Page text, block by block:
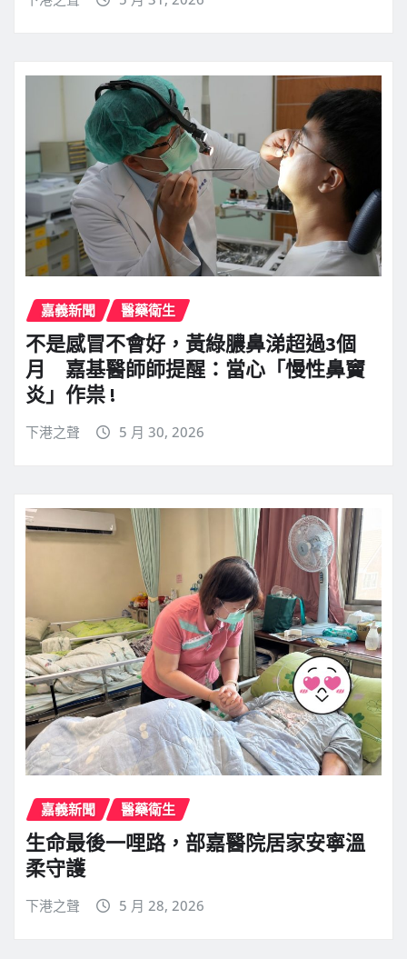
嘉義新聞 醫藥衛生
不是感冒不會好，黃綠膿鼻涕超過3個
月 嘉基醫師師提醒：當心「慢性鼻竇
炎」作祟 !
下港之聲 5 月 30, 2026
嘉義新聞 醫藥衛生
生命最後一哩路，部嘉醫院居家安寧溫
柔守護
下港之聲 5 月 28, 2026